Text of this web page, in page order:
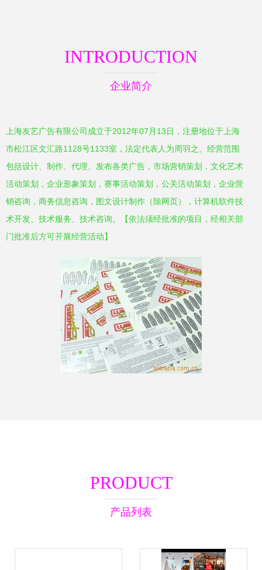
INTRODUCTION
企业简介
上海友艺广告有限公司成立于2012年07月13日，注册地位于上海
市松江区文汇路1128号1133室，法定代表人为周羽之。经营范围
包括设计、制作、代理、发布各类广告，市场营销策划，文化艺术
活动策划，企业形象策划，赛事活动策划，公关活动策划，企业营
销咨询，商务信息咨询，图文设计制作（除网页），计算机软件技
术开发、技术服务、技术咨询。【依法须经批准的项目，经相关部
门批准后方可开展经营活动】
PRODUCT
产品列表